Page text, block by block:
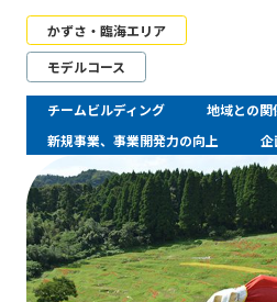
かずさ・臨海エリア
モデルコース
チームビルディング
地域との関
新規事業、事業開発力の向上
企